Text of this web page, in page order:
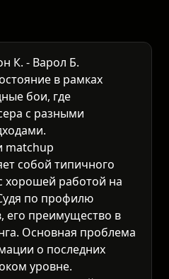
К. - Варол Б.
в рамках
бои, где
с разными
matchup
собой типичного
хорошей работой на
по профилю
его преимущество в
Основная проблема
о последних
уровне.